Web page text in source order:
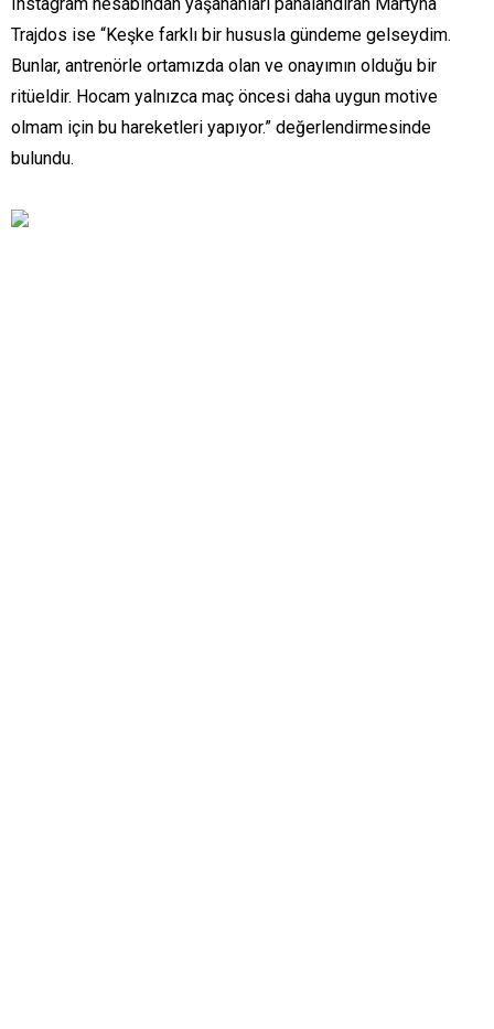
Trajdos ise “Keşke farklı bir hususla gündeme gelseydim.
Bunlar, antrenörle ortamızda olan ve onayımın olduğu bir
ritüeldir. Hocam yalnızca maç öncesi daha uygun motive
olmam için bu hareketleri yapıyor.” değerlendirmesinde
bulundu.